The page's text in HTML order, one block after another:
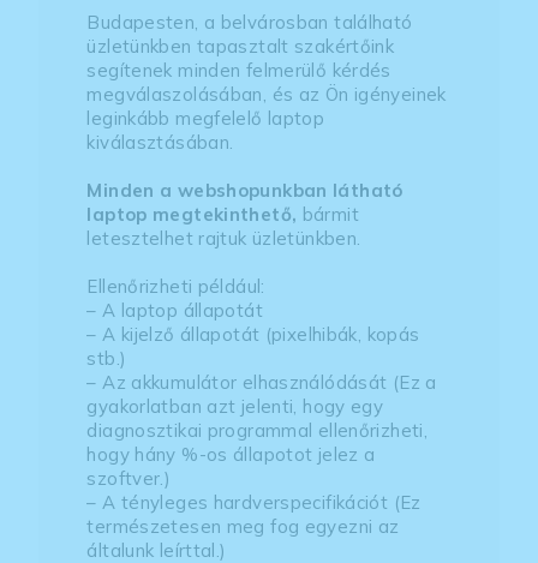
Budapesten, a belvárosban található
üzletünkben tapasztalt szakértőink
segítenek minden felmerülő kérdés
megválaszolásában, és az Ön igényeinek
leginkább megfelelő laptop
kiválasztásában.
Minden a webshopunkban látható
laptop megtekinthető, bármit
letesztelhet rajtuk üzletünkben.
Ellenőrizheti például:
– A laptop állapotát
– A kijelző állapotát (pixelhibák, kopás
stb.)
– Az akkumulátor elhasználódását (Ez a
gyakorlatban azt jelenti, hogy egy
diagnosztikai programmal ellenőrizheti,
hogy hány %-os állapotot jelez a
szoftver.)
– A tényleges hardverspecifikációt (Ez
természetesen meg fog egyezni az
általunk leírttal.)